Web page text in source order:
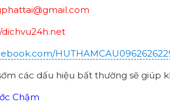
các dấu hiệu bất thường sẽ giúp
Chậm